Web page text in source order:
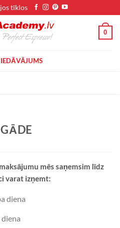
tīklos
0
mēs saņemsim līdz
varat izņemt:
diena